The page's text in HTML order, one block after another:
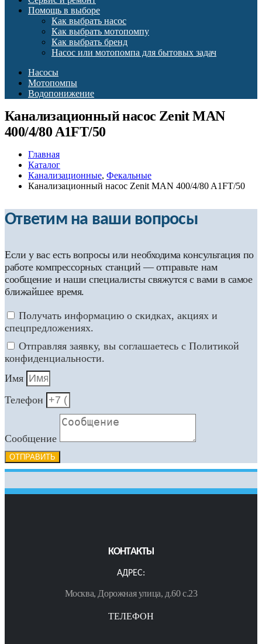
Помощь в выборе
Как выбрать насос
Как выбрать мотопомпу
Как выбрать бренд
Насос или мотопомпа для бытовых задач
Насосы
Мотопомпы
Водопонижение
Канализационный насос Zenit MAN
400/4/80 A1FT/50
Главная
Каталог
Канализационные, Фекальные
Канализационный насос Zenit MAN 400/4/80 A1FT/50
Ответим на ваши вопросы
Если у вас есть вопросы или необходима консультация по
работе компрессорных станций — отправьте нам
сообщение и наши специалисты свяжутся с вами в самое
ближайшее время.
Получать информацию о скидках, акциях и
спецпредложениях.
Отправляя заявку, вы соглашаетесь с Политикой
конфиденциальности.
Имя
Телефон
Сообщение
ОТПРАВИТЬ
КОНТАКТЫ
АДРЕС:
Москва, Дорожная улица, д.60 с.23
ТЕЛЕФОН